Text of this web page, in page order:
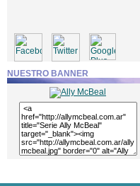
NUESTRO BANNER